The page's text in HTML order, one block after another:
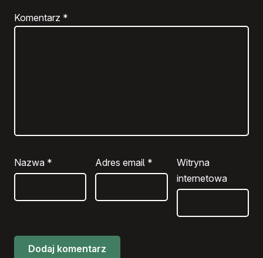
Komentarz *
Nazwa * Adres email *
Witryna
internetowa